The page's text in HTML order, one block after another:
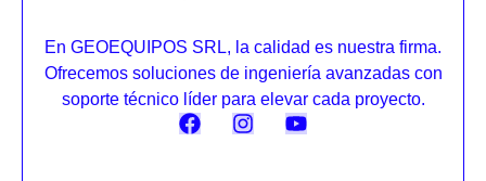
En GEOEQUIPOS SRL, la calidad es nuestra firma.
Ofrecemos soluciones de ingeniería avanzadas con
soporte técnico líder para elevar cada proyecto.